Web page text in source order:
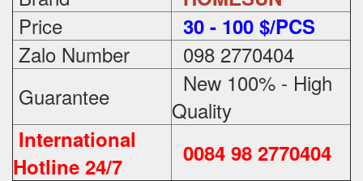
Price 30 - 100 $/PCS
Zalo Number
098 2770404
Guarantee
New 100% - High
Quality
International
Hotline 24/7
0084 98 2770404